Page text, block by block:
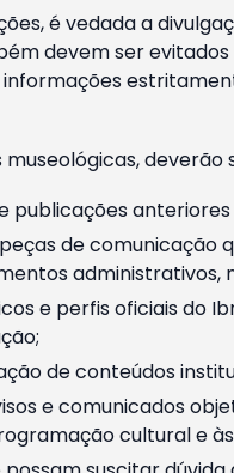
é vedada a
devem ser
de comunicação
administrativos,
e perfis oficiais do
de conteúdos
e comunicados
cultural e